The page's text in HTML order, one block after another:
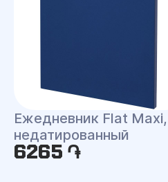
Ежедневник Flat Maxi,
недатированный
6265 ֏